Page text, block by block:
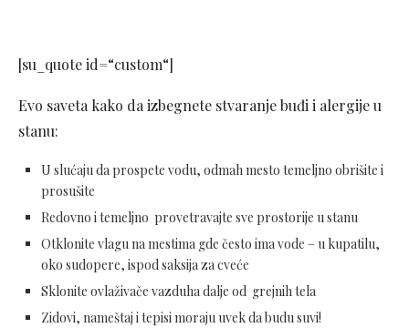
[su_quote id=“custom“]
Evo saveta kako da izbegnete stvaranje buđi i alergije u
stanu:
U slućaju da prospete vodu, odmah mesto temeljno obrišite i
prosušite
Redovno i temeljno provetravajte sve prostorije u stanu
Otklonite vlagu na mestima gde često ima vode – u kupatilu,
oko sudopere, ispod saksija za cveće
Sklonite ovlaživače vazduha dalje od grejnih tela
Zidovi, nameštaj i tepisi moraju uvek da budu suvi!